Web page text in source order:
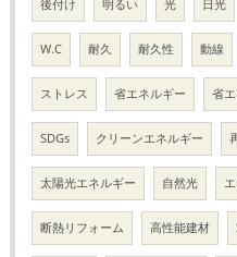
後付け 明るい 光 日光
W.C 耐久 耐久性 動線
ストレス 省エネルギー 省
SDGs クリーンエネルギー
太陽光エネルギー 自然光
断熱リフォーム 高性能建材